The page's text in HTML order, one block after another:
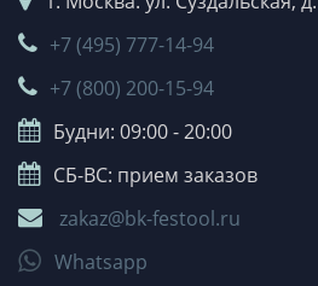
+7 (495) 777-14-94
+7 (800) 200-15-94
Будни: 09:00 - 20:00
СБ-ВС: прием заказов
zakaz@bk-festool.ru
Whatsapp